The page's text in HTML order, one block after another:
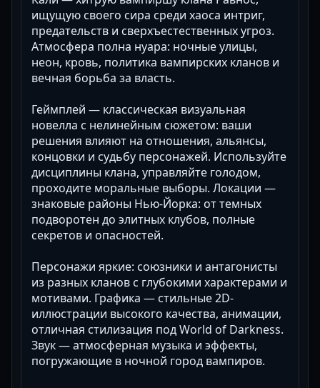
ищущую своего сира среди хаоса интриг,
предательств и сверхъестественных угроз.
Атмосфера полна нуара: ночные улицы,
неон, кровь, политика вампирских кланов и
вечная борьба за власть.
Геймплей — классическая визуальная
новелла с нелинейным сюжетом: ваши
решения влияют на отношения, альянсы,
концовки и судьбу персонажей. Используйте
дисциплины клана, управляйте голодом,
проходите моральные выборы. Локации —
знаковые районы Нью-Йорка: от темных
подворотен до элитных клубов, полные
секретов и опасностей.
Персонажи яркие: союзники и антагонисты
из разных кланов с глубокими характерами и
мотивами. Графика — стильные 2D-
иллюстрации высокого качества, анимации,
отличная стилизация под World of Darkness.
Звук — атмосферная музыка и эффекты,
погружающие в ночной город вампиров.